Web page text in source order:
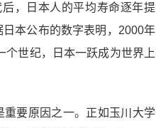
，日本人的平均寿命逐年提
本公布的数字表明，2000年
个世纪，日本一跃成为世界上
要原因之一。正如玉川大学